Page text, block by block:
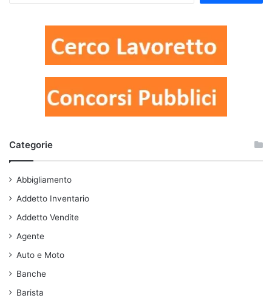
Categorie
Abbigliamento
Addetto Inventario
Addetto Vendite
Agente
Auto e Moto
Banche
Barista